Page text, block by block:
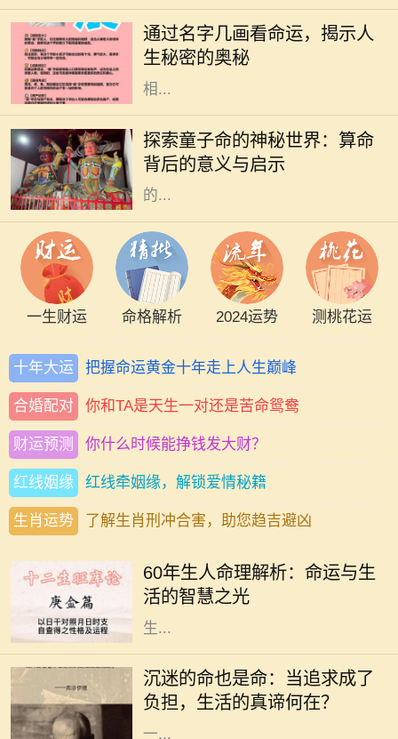
通过名字几画看命运，揭示人
生秘密的奥秘
的期望和美好寓意，更在某种程度上
与一个人的命运息息相关。特别是名
字的笔画数，常被认为与其五行属性
相...
探索童子命的神秘世界：算命
背后的意义与启示
在中国传统文化中，算命是一门古老
而神秘的艺术，涉及到命理、五行、
阴阳等多种哲学原理。童子命，作为
其中的一个重要概念，常常引发人们
的...
一生财运 命格解析 2024运势 测桃花运
十年大运 把握命运黄金十年走上人生巅峰
合婚配对 你和TA是天生一对还是苦命鸳鸯
财运预测 你什么时候能挣钱发大财？
红线姻缘 红线牵姻缘，解锁爱情秘籍
生肖运势 了解生肖刑冲合害，助您趋吉避凶
60年生人命理解析：命运与生
活的智慧之光
在中国传统文化中，命理学是一门博
人，俗称“60年生人”，他们的命理特
征，往往吸引着众多人的关注。根据
生...
沉迷的命也是命：当追求成了
负担，生活的真谛何在？
在这个快速发展的社会中，许多人为
了追求自己的兴趣与爱好，甚至是事
业，不惜陷入沉迷的状态。沉迷看似
是对某件事的热爱，但当热爱演变为
一...